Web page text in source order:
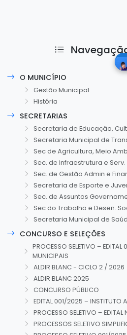
O MUNICÍPIO
Gestão Municipal
História
SECRETARIAS
Secretaria de Educação,
Secretaria Municipal de
Sec de Agricultura, Meio
Sec. de Infraestrutura e
Sec. de Gestão Admin e
Secretaria de Esporte e
Sec. de Assuntos
Sec do Trabalho e Desen.
Secretaria Municipal de
CONCURSO E SELEÇÕES
PROCESSO SELETIVO – EDITAL
MUNICIPAIS
ALDIR BLANC - CICLO 2 / 2026
ALDIR BLANC 2025
CONCURSO PÚBLICO
EDITAL 001/2025 – INSTITUTO
PROCESSO SELETIVO –
PROCESSOS SELETIVO